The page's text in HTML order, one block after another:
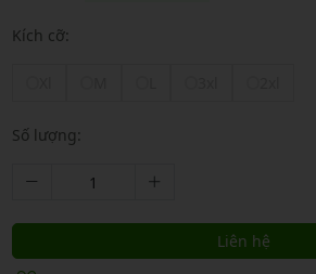
Kích cỡ:
Số lượng:
Liên hệ